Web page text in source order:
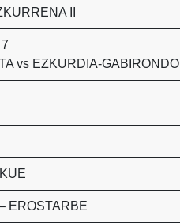
II
vs EZKURDIA-GABIRONDO
EROSTARBE